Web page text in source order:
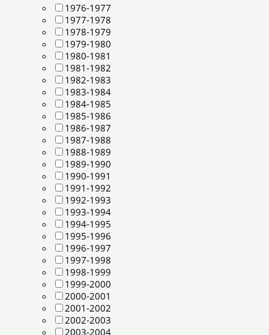
1976-1977
1977-1978
1978-1979
1979-1980
1980-1981
1981-1982
1982-1983
1983-1984
1984-1985
1985-1986
1986-1987
1987-1988
1988-1989
1989-1990
1990-1991
1991-1992
1992-1993
1993-1994
1994-1995
1995-1996
1996-1997
1997-1998
1998-1999
1999-2000
2000-2001
2001-2002
2002-2003
2003-2004